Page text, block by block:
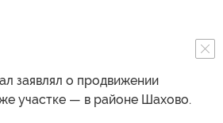
заявлял о продвижении
участке — в районе Шахово.